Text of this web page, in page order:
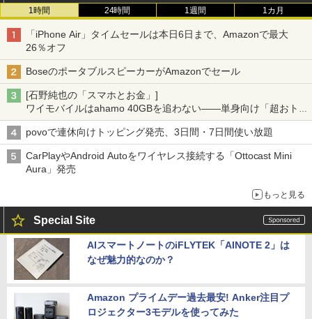
1時間 24時間 1週間 1カ月
「iPhone Air」タイムセールは本日6日まで、Amazonで最大
26％オフ
BoseのポータブルスピーカーがAmazonでセール
[石野純也の「スマホとお金」]
ワイモバイルはahamo 40GBを追わない――単身向け「超おトク
割」の安さと1年限定の注意点
povoで連休向けトッピング発売、3日間・7日間使い放題
CarPlayやAndroid Autoをワイヤレス接続する「Ottocast Mini
Aura」発売
もっと見る
Special Site
AIスマートノートのiFLYTEK「AINOTE 2」は
なぜ魅力的なのか？
Amazon プライムデー過去最安! Anker注目プ
ロジェクター3モデルを使ってみた